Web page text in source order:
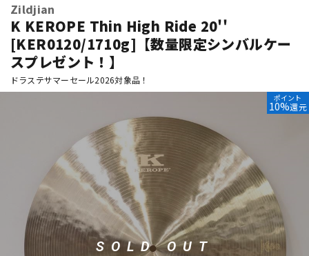
エレキギター
ドラム パーカッション
キーボード 電子ピアノ
Zildjian
K KEROPE Thin High Ride 20''
[KER0120/1710g]【数量限定シンバルケー
スプレゼント！】
ドラステサマーセール2026対象品！
SOLD OUT
ポイント
10%還元